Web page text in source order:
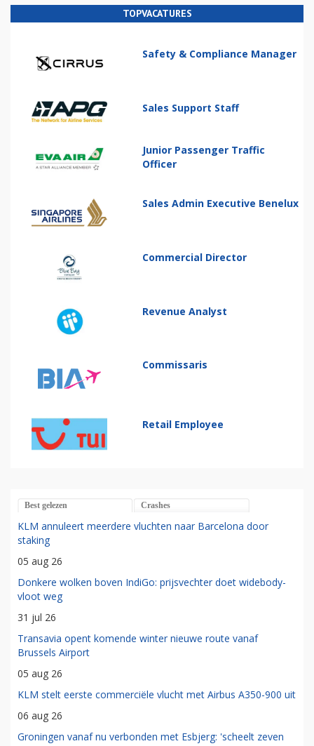
TOPVACATURES
Safety & Compliance Manager
Sales Support Staff
Junior Passenger Traffic
Officer
Sales Admin Executive Benelux
Commercial Director
Revenue Analyst
Commissaris
Retail Employee
Best gelezen Crashes
KLM annuleert meerdere vluchten naar Barcelona door
staking
05 aug 26
Donkere wolken boven IndiGo: prijsvechter doet widebody-
vloot weg
31 jul 26
Transavia opent komende winter nieuwe route vanaf
Brussels Airport
05 aug 26
KLM stelt eerste commerciële vlucht met Airbus A350-900 uit
06 aug 26
Groningen vanaf nu verbonden met Esbjerg: 'scheelt zeven